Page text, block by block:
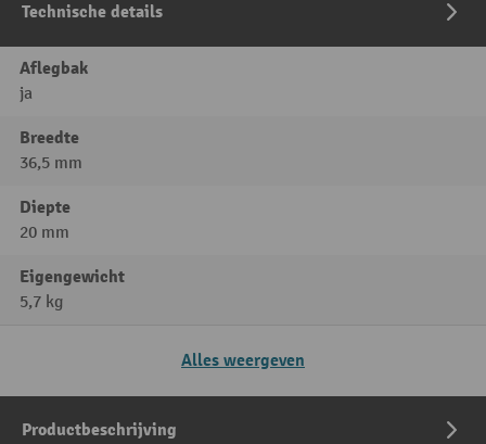
Technische details
Aflegbak
ja
Breedte
36,5 mm
Diepte
20 mm
Eigengewicht
5,7 kg
Alles weergeven
Productbeschrijving